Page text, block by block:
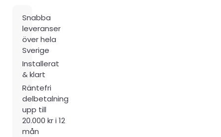
Snabba
leveranser
över hela
Sverige
Installerat
& klart
Räntefri
delbetalning
upp till
20.000 kr i 12
mån